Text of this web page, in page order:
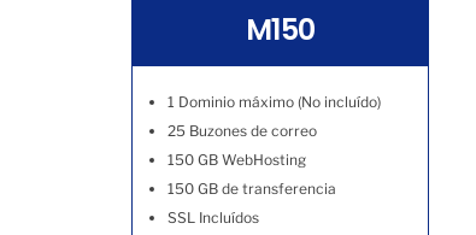
M150
1 Dominio máximo (No incluído)
25 Buzones de correo
150 GB WebHosting
150 GB de transferencia
SSL Incluídos